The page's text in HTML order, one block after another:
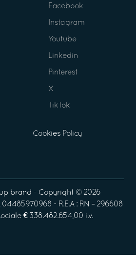
Facebook
Instagram
Youtube
Linkedin
Pinterest
X
TikTok
Cookies Policy
brand - Copyright © 2026
04485970968 - R.E.A : RN – 296608
€ 338.482.654,00 i.v.